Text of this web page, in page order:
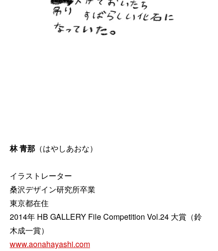
林 青那 （はやしあおな）
イラストレーター
桑沢デザイン研究所卒業
東京都在住
2014年 HB GALLERY File Competition Vol.24 大賞（鈴
木成一賞）
www.aonahayashi.com